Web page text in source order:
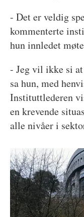
- Det er veldig
kommenterte
hun innledet
- Jeg vil ikke si
sa hun, med
Instituttlederen
en krevende
alle nivåer i